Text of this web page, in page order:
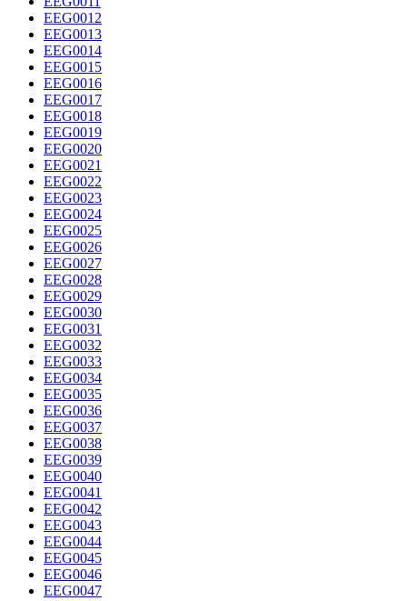
EEG0012
EEG0013
EEG0014
EEG0015
EEG0016
EEG0017
EEG0018
EEG0019
EEG0020
EEG0021
EEG0022
EEG0023
EEG0024
EEG0025
EEG0026
EEG0027
EEG0028
EEG0029
EEG0030
EEG0031
EEG0032
EEG0033
EEG0034
EEG0035
EEG0036
EEG0037
EEG0038
EEG0039
EEG0040
EEG0041
EEG0042
EEG0043
EEG0044
EEG0045
EEG0046
EEG0047